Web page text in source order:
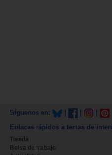
Síguenos en:
Enlaces rápidos a temas de
Tienda
Bolsa de trabajo